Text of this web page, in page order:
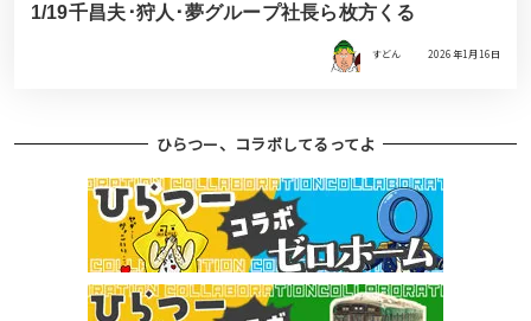
1/19千昌夫･狩人･夢グループ社長ら枚方くる
すどん 2026年1月16日
ひらつー、コラボしてるってよ